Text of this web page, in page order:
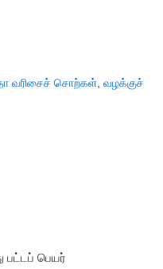
வரிசைச் சொற்கள், வழக்குச்
பெயர்